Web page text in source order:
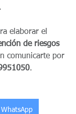
elaborar el
de riesgos
comunicarte por
.